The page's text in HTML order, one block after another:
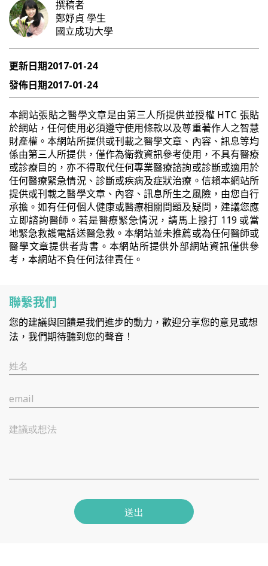
撰稿者
鄭妤貞 學生
國立成功大學
更新日期2017-01-24
發佈日期2017-01-24
本網站張貼之醫學文章是由第三人所提供並授權 HTC 張貼
於網站，任何使用必須遵守使用條款以及尊重著作人之智慧
財產權。本網站所提供或刊載之醫學文章、內容、訊息等均
係由第三人所提供，僅作為衛教資訊參考使用，不具有醫療
或診療目的，亦不得取代任何專業醫療諮詢或診斷或適用於
任何醫療緊急情況、診斷或疾病及症狀治療。信賴本網站所
提供或刊載之醫學文章、內容、訊息所生之風險，由您自行
承擔。如有任何個人健康或醫療相關問題及疑問，建議您應
立即諮詢醫師。若是醫療緊急情況，請馬上撥打 119 或當
地緊急救護電話送醫急救。本網站並未推薦或為任何醫師或
醫學文章提供者背書。本網站所提供外部網站資訊僅供參
考，本網站不負任何法律責任。
聯繫我們
您的建議與回饋是我們進步的動力，歡迎分享您的意見或想
法，我們期待聽到您的聲音！
姓名
email
建議或想法
送出